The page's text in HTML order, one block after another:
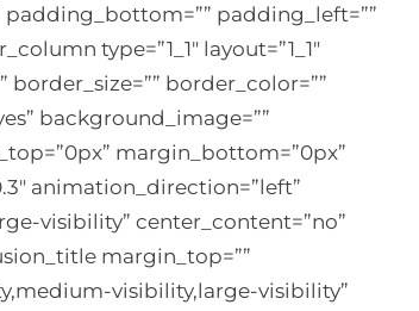
padding_bottom=”” padding_left=””
type=”1_1″ layout=”1_1″
border_color=””
background_image=””
margin_bottom=”0px”
animation_direction=”left”
visibility” center_content=”no”
margin_top=””
visibility,large-visibility”